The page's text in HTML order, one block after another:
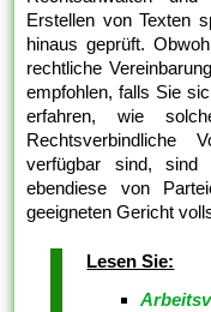
Erstellen von Texten
hinaus geprüft.
rechtliche
empfohlen, falls Sie
erfahren, wie
Rechtsverbindliche
verfügbar sind, sind
ebendiese von
geeigneten Gericht
Lesen Sie: